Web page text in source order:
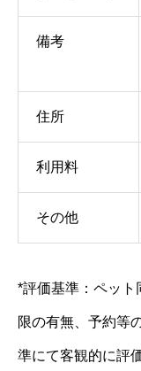
備考
住所
利用料
その他
*評価基準：ペット
限の有無、予約等
準にて客観的に評